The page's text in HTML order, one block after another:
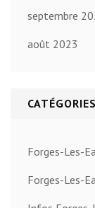
septembre
août 2023
CATÉGORIES
Forges-Les-
Forges-Les-